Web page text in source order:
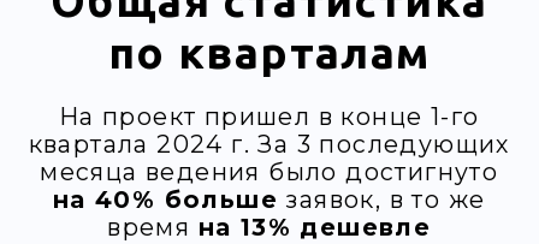
План оптимизации
В рамках аналитики работы
предыдущих рекламных кампаний
уже по моей стратегии:
Заново и максимально детально
проработать семантическое
ядро
Создатьновые рекламные
кампании